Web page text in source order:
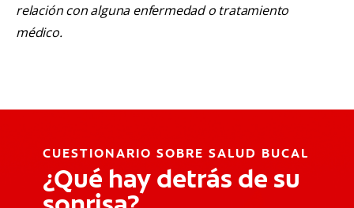
relación con alguna enfermedad o tratamiento
médico.
CUESTIONARIO SOBRE SALUD BUCAL
¿Qué hay detrás de su